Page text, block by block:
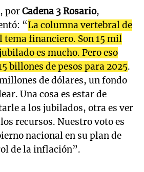
, porCadena 3 Rosario,
“La columna vertebral de
tema financiero. Son 15 mil
es mucho. Pero eso
billones de pesos para 2025.
de dólares, un fondo
Una cosa es estar de
a los jubilados, otra es ver
recursos. Nuestro voto es
nacional en su plan de
de la inflación”.